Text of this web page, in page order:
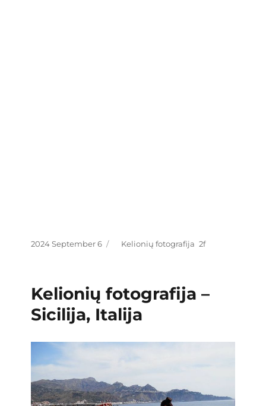
Posted
2024 September 6 Categories
Kelionių fotografija
Kelionių fotografija –
Sicilija, Italija